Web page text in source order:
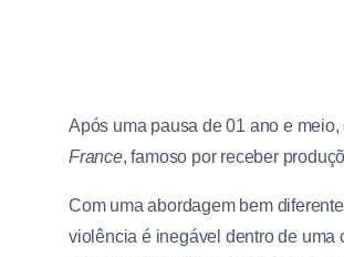
Após uma pausa de 01 ano e
France, famoso por receber
Com uma abordagem bem
violência é inegável dentro de uma